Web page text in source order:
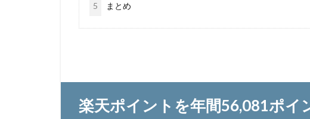
5 まとめ
楽天ポイントを年間56,081ポイ